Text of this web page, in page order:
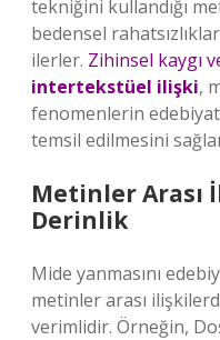
tekniğini kullandığı
bedensel
ilerler. Zihinsel kaygı
intertekstüel ilişki,
fenomenlerin
temsil edilmesini
Metinler Arası
Derinlik
Mide yanmasını
metinler arası
verimlidir. Örneğin,